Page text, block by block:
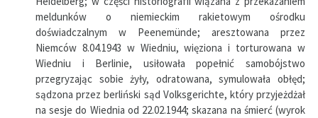
meldunków o niemieckim rakietowym ośrodku
doświadczalnym w Peenemünde; aresztowana przez
Niemców 8.04.1943 w Wiedniu, więziona i torturowana w
Wiedniu i Berlinie, usiłowała popełnić samobójstwo
przegryzając sobie żyły, odratowana, symulowała obłęd;
sądzona przez berliński sąd Volksgerichte, który przyjeżdżał
na sesje do Wiednia od 22.02.1944; skazana na śmierć (wyrok